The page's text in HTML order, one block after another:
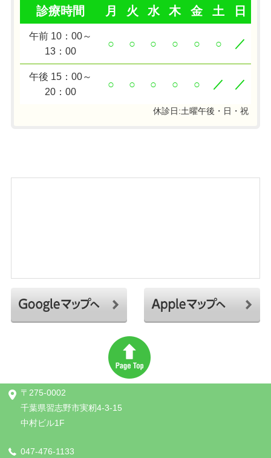
診療時間 月 火 水 木 金 土 日
午前 10：00～
13：00
○ ○ ○ ○ ○ ○ ／
午後 15：00～
20：00
○ ○ ○ ○ ○ ／ ／
休診日:土曜午後・日・祝
〒275-0002
千葉県習志野市実籾4-3-15
中村ビル1F
047-476-1133